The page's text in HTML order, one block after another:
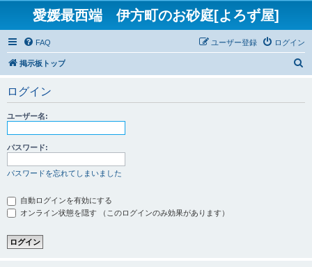
愛媛最西端 伊方町のお砂庭[よろず屋]
FAQ ログイン
ユーザー登録
掲示板トップ
ログイン
ユーザー名:
パスワード:
パスワードを忘れてしまいました
自動ログインを有効にする
オンライン状態を隠す （このログインのみ効果があります）